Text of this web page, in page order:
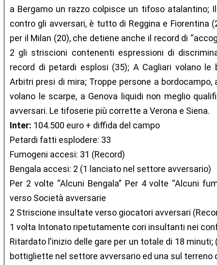
a Bergamo un razzo colpisce un tifoso atalantino;
contro gli avversari, è tutto di Reggina e Fiorentina
per il Milan (20), che detiene anche il record di
2 gli striscioni contenenti espressioni di
record di petardi esplosi (35); A Cagliari volano le
Arbitri presi di mira; Troppe persone a bordocampo,
volano le scarpe, a Genova liquidi non meglio
avversari. Le tifoserie più corrette a Verona e Siena.
Inter: 104.500 euro + diffida del campo
Petardi fatti esplodere: 33
Fumogeni accesi: 31 (Record)
Bengala accesi: 2 (1 lanciato nel settore avversario)
Per 2 volte “Alcuni Bengala” Per 4 volte “Alcuni
verso Società avversarie
2 Striscione insultate verso giocatori avversari
1 volta Intonato ripetutamente cori insultanti nei
Ritardato l'inizio delle gare per un totale di 18
bottigliette nel settore avversario ed una sul terreno